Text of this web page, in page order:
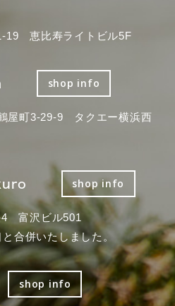
19 恵比寿ライトビル5F
shop info
屋町3-29-9 タクエー横浜西
shop info
4 富沢ビル501
合併いたしました。
shop info